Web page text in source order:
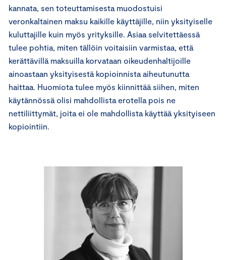
kannata, sen toteuttamisesta muodostuisi
veronkaltainen maksu kaikille käyttäjille, niin yksityiselle
kuluttajille kuin myös yrityksille. Asiaa selvitettäessä
tulee pohtia, miten tällöin voitaisiin varmistaa, että
kerättävillä maksuilla korvataan oikeudenhaltijoille
ainoastaan yksityisestä kopioinnista aiheutunutta
haittaa. Huomiota tulee myös kiinnittää siihen, miten
käytännössä olisi mahdollista erotella pois ne
nettiliittymät, joita ei ole mahdollista käyttää yksityiseen
kopiointiin.